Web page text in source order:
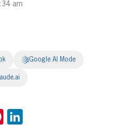
am
Google AI Mode
Pinterest